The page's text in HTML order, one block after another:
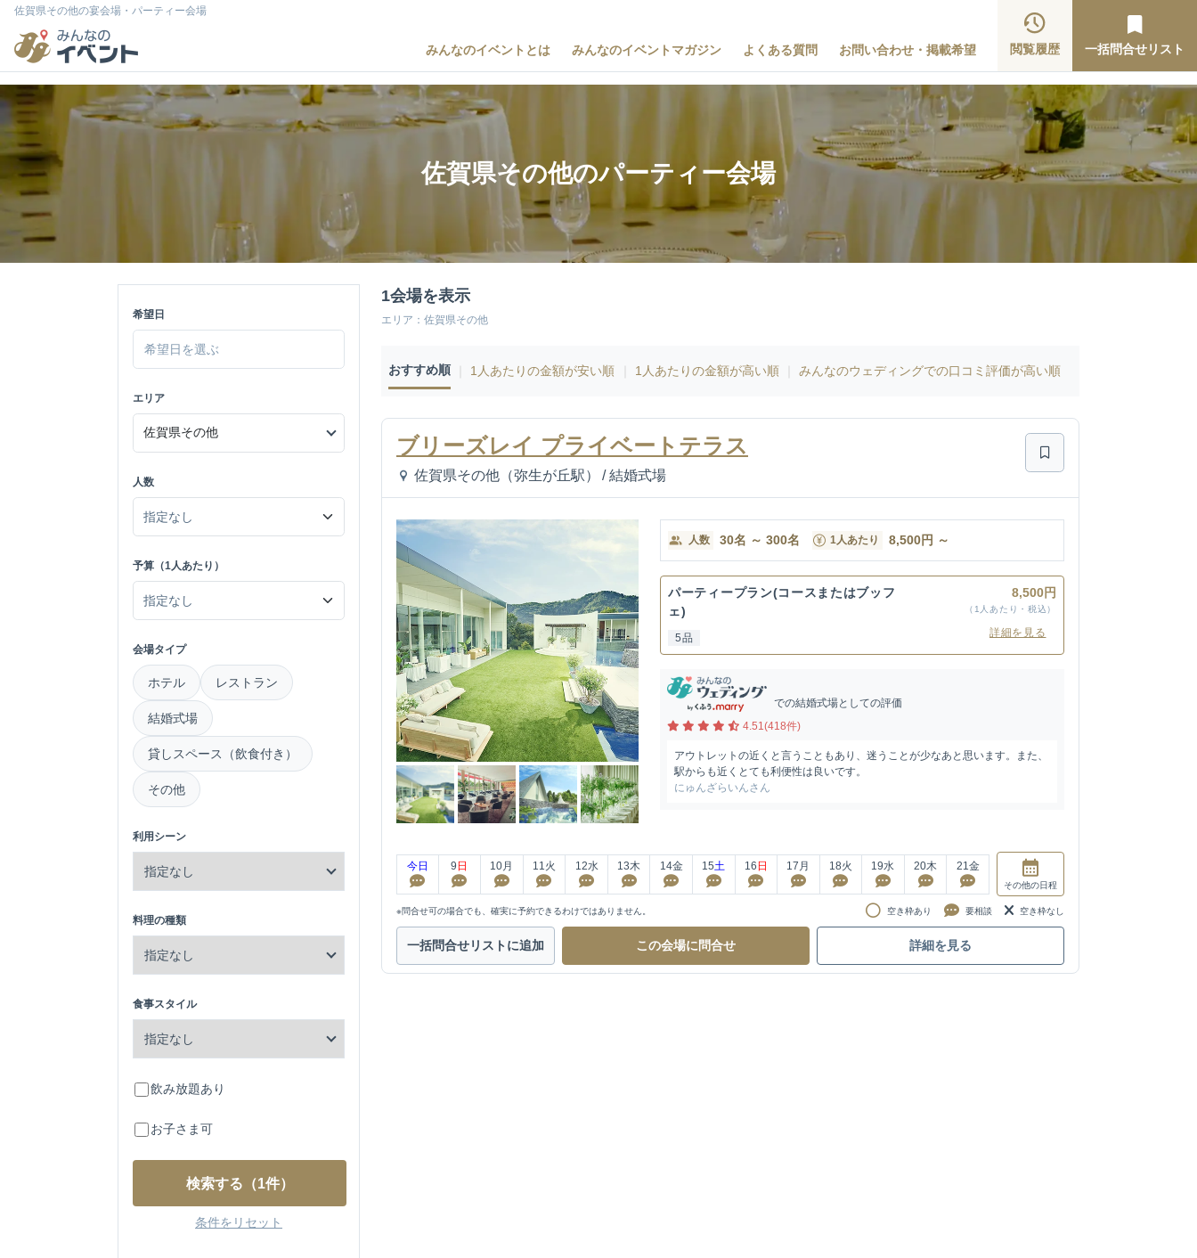
佐賀県その他の宴会場・パーティー会場
みんなのイベントとは みんなのイベントマガジン よくある質問 お問い合わせ・掲載希望 閲覧履歴 一括問合せリスト
佐賀県その他のパーティー会場
希望日
エリア
人数
予算（1人あたり）
会場タイプ
ホテル レストラン
結婚式場
貸しスペース（飲食付き）
その他
利用シーン
料理の種類
食事スタイル
飲み放題あり
お子さま可
検索する （1件）
条件をリセット
1会場を表示
エリア：佐賀県その他
おすすめ順 1人あたりの金額が安い順 1人あたりの金額が高い順 みんなのウェディングでの口コミ評価が高い順
ブリーズレイ プライベートテラス
佐賀県その他（弥生が丘駅） / 結婚式場
人数 30名 ～ 300名 1人あたり 8,500円 ～
パーティープラン(コースまたはブッフ
ェ)
5品
8,500円
（1人あたり・税込）
詳細を見る
での結婚式場としての評価
4.51(418件)
アウトレットの近くと言うこともあり、迷うことが少なあと思います。また、
駅からも近くとても利便性は良いです。
にゅんざらいんさん
今日 9 日 10月 11 火 12水 13木 14金 15土 16 日 17 月 18火 19水 20木 21 金
その他の日程
※問合せ可の場合でも、確実に予約できるわけではありません。 空き枠あり 要相談 空き枠なし
一括問合せリストに追加 この会場に問合せ 詳細を見る